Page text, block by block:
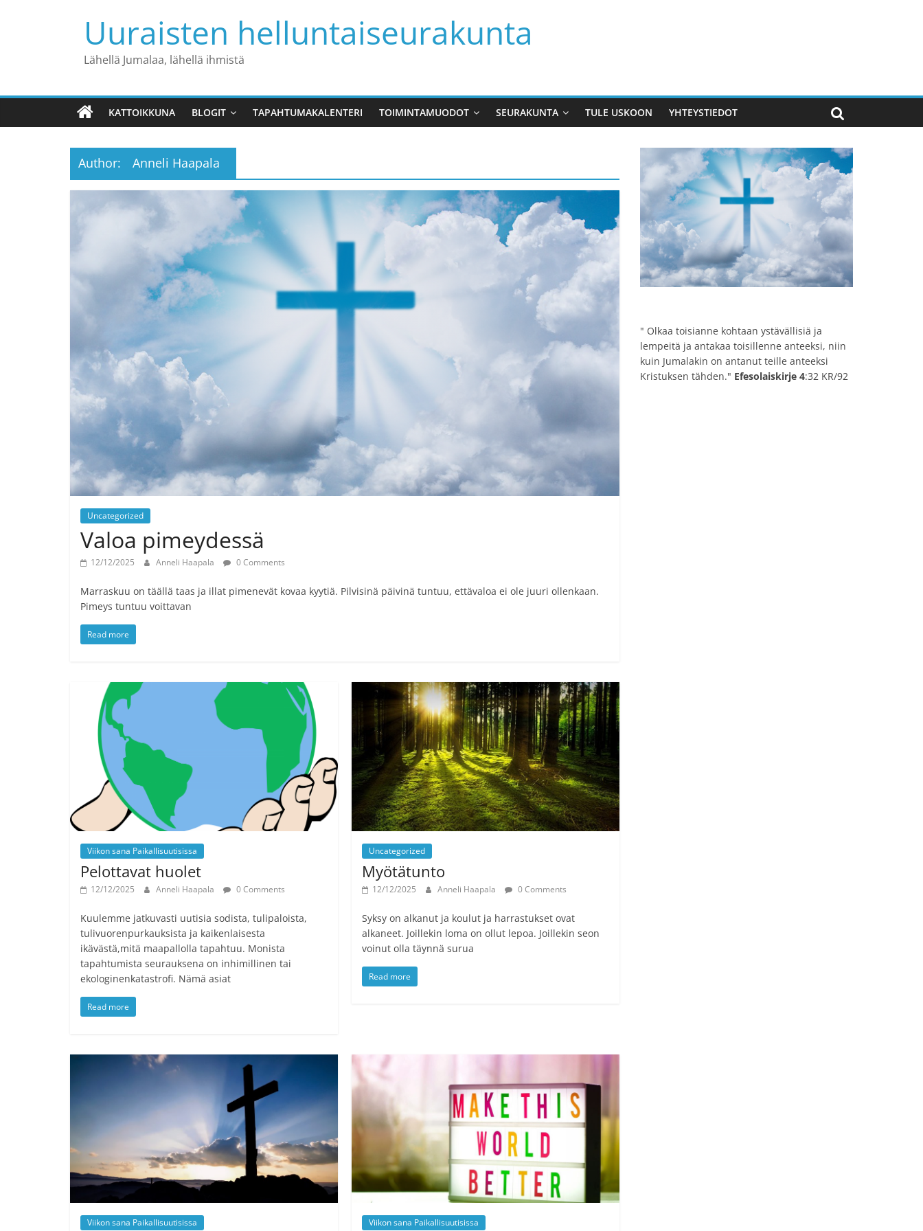
Uuraisten helluntaiseurakunta
Lähellä Jumalaa, lähellä ihmistä
KATTOIKKUNA BLOGIT TAPAHTUMAKALENTERI TOIMINTAMUODOT SEURAKUNTA TULE USKOON YHTEYSTIEDOT
Author: Anneli Haapala
Uncategorized
Valoa pimeydessä
12/12/2025 Anneli Haapala 0 Comments
Marraskuu on täällä taas ja illat pimenevät kovaa kyytiä. Pilvisinä päivinä tuntuu, ettävaloa ei ole juuri ollenkaan.
Pimeys tuntuu voittavan
Read more
Viikon sana Paikallisuutisissa
Pelottavat huolet
12/12/2025 Anneli Haapala 0 Comments
Kuulemme jatkuvasti uutisia sodista, tulipaloista,
tulivuorenpurkauksista ja kaikenlaisesta
ikävästä,mitä maapallolla tapahtuu. Monista
tapahtumista seurauksena on inhimillinen tai
ekologinenkatastrofi. Nämä asiat
Read more
Uncategorized
Myötätunto
12/12/2025 Anneli Haapala 0 Comments
Syksy on alkanut ja koulut ja harrastukset ovat
alkaneet. Joillekin loma on ollut lepoa. Joillekin seon
voinut olla täynnä surua
Read more
Viikon sana Paikallisuutisissa Viikon sana Paikallisuutisissa
" Olkaa toisianne kohtaan ystävällisiä ja
lempeitä ja antakaa toisillenne anteeksi, niin
kuin Jumalakin on antanut teille anteeksi
Kristuksen tähden." Efesolaiskirje 4:32 KR/92